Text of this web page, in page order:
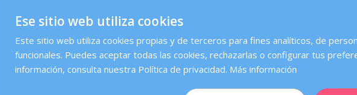
la actividad normal. La vuelta al deporte suele ser posible en aproximadamente una
Sexual
Ese sitio web utiliza cookies
Este sitio web utiliza cookies propias y de terceros para fines analíticos, de
funcionales. Puedes aceptar todas las cookies, rechazarlas o configurar tus
información, consulta nuestra Política de privacidad. Más información